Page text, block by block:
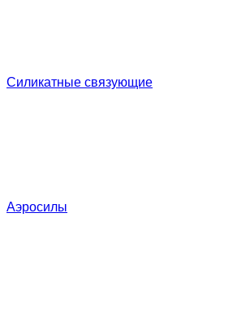
Силикатные связующие
Аэросилы